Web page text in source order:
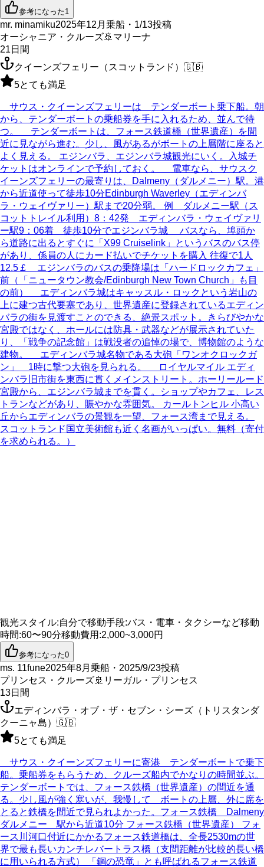
参考になった1
mr. minamiku2025年12月乗船・1/13投稿
オーシャニア・クルーズ🚢 マリーナ
21 日間
クイーンズフェリー（スコットランド） 🇬🇧
5とても満足
サウス・クイーンズフェリーは テンダーボート乗下船。朝
から、テンダーボートの乗船券を手に入れるため、並んで待
つ。 テンダーボートは、フォース鉄道橋（世界遺産）を間
近に見ながら進む。少し、風があるがボートの上層階に座ると
よく見える。 エジンバラ、エジンバラ城観光にいく。入城チ
ケットはオンラインで予約しておく。 電車なら、サウスク
イーンズフェリーの最寄りは、Dalmeny（ダルメニー）駅。港
から近道使って徒歩10分Edinburgh Waverley（エディンバ
ラ・ウェイヴァリー）駅まで20分弱。 例 ダルメニー駅（ス
コットトレイル利用）8：42発 エディンバラ・ウェイヴァリ
ー駅9：06着 徒歩10分でエジンバラ城 バスなら、埠頭か
ら道路に出るとすぐに「X99 Cruiselink」というバスのバス停
があり、係員の人にカード払いでチケットを購入 往復で1人
12.5￡ エジンバラのバスの乗降場は「ハードロックカフェ」
前（「ニュータウン教会/Edinburgh New Town Church」も目
の前） エディンバラ城はキャッスル・ロックという岩山の
上に建つ古代要塞であり、世界遺産に登録されているエディン
バラの街を見渡すことのできる、絶景スポット。きらびやかな
宮殿ではなく、ホールには防具・武器などが展示されていた
り、「戦争の記念館」は戦没者の追悼の場で、博物館のような
建物。 エディンバラ城名物である大砲「ワンオクロックガ
ン」 1時に撃つ大砲を見られる。 ロイヤルマイル エディ
ンバラ旧市街を東西に貫くメインストリート。ホーリールード
宮殿から、エジンバラ城までを貫く。ショップやカフェ、レス
トランなどがあり、賑やかな雰囲気。 カールトンヒル 小高い
丘からエディンバラの景観を一望、フォース湾まで見える。
スコットランド国立美術館も近く名画がいっぱい。無料（寄付
を求められる。）
観光スタイル:自分で移動手段:バス・電車・タクシーなど移動
時間:60〜90分移動費用 :2,000~3,000円
参考になった0
ms. 11fune2025年8月乗船・2025/9/23投稿
プリンセス・クルーズ🚢 リーガル・プリンセス
13日間
エディンバラ・オブ・ザ・セブン・シーズ（トリスタンダ
クーニャ島） 🇬🇧
5とても満足
サウス・クイーンズフェリーに寄港 テンダーボートで乗下
船。乗船券をもらうため、クルーズ船内でかなりの時間並ぶ。
テンダーボートでは、フォース鉄橋（世界遺産）の間近を通
る。少し風が強く寒いが、我慢して ボートの上層、外に席を
とると鉄橋を間近で見られよかった。フォース鉄橋 Dalmeny
ダルメニー 駅から近道10分 フォース鉄橋（世界遺産） フォ
ース川河口付近にかかるフォース鉄道橋は、全長2530mの世
界で最も長いカンチレバートラス橋（支間距離が比較的長い橋
に用いられる方式） 「鋼の恐竜」とも呼ばれるフォース鉄道